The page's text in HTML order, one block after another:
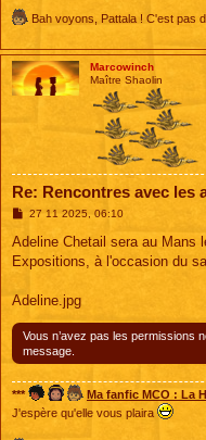
Bah voyons, Pattala ! C'est pas
Marcowinch
Maître Shaolin
Re: Rencontres avec les
M
s
a
27 11 2025, 06:10
Adeline Chetail sera au Mans
Expositions, à l'occasion du
Adeline.jpg
Vous n’avez pas les permissions
message.
*** Ma fanfic MCO : La
J'espère qu'elle vous plaira